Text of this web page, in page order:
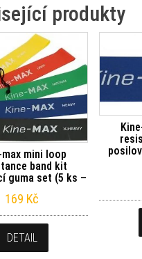
produkty
mini loop
band kit
guma set (5 ks –
169 Kč
DETAIL